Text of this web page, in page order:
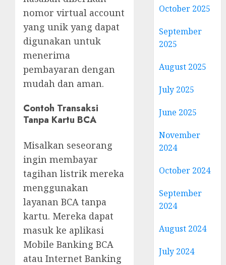
nomor virtual account
yang unik yang dapat
digunakan untuk
menerima
pembayaran dengan
mudah dan aman.
Contoh Transaksi
Tanpa Kartu BCA
Misalkan seseorang
ingin membayar
tagihan listrik mereka
menggunakan
layanan BCA tanpa
kartu. Mereka dapat
masuk ke aplikasi
Mobile Banking BCA
atau Internet Banking
October 2025
September
2025
August 2025
July 2025
June 2025
November
2024
October 2024
September
2024
August 2024
July 2024